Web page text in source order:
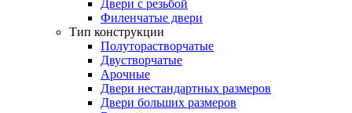
Двери с резьбой
Филенчатые двери
Тип конструкции
Полуторастворчатые
Двустворчатые
Арочные
Двери нестандартных размеров
Двери больших размеров